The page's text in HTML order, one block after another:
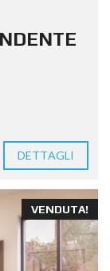
DETTAGLI
VENDUTA!